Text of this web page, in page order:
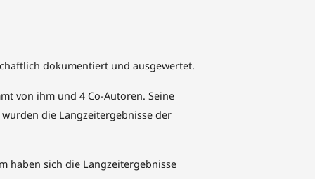
dokumentiert und ausgewertet.
von ihm und 4 Co-Autoren. Seine
die Langzeitergebnisse der
haben sich die Langzeitergebnisse